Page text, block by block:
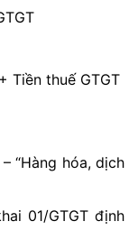
Tiền thuế GTGT
“Hàng hóa, dịch
01/GTGT định